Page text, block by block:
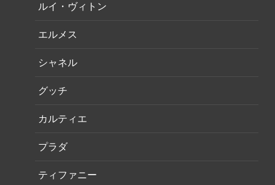
ルイ・ヴィトン
エルメス
シャネル
グッチ
カルティエ
プラダ
ティファニー